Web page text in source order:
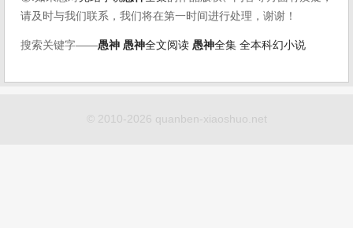
请及时与我们联系，我们将在第一时间进行处理，谢谢！
搜索关键字——愚神 愚神全文阅读 愚神全集 全本科幻小说
© 2010-2026 quanben-xiaoshuo.net